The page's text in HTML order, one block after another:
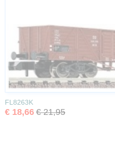
FL8263K
€ 18,66 € 21,95